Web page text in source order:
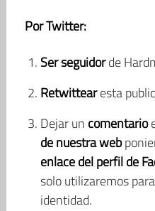
Por Twitter:
Ser seguidorde
Retwittearesta
Dejar un comentario
de nuestra web
enlace del perfil de
solo utilizaremos
identidad.